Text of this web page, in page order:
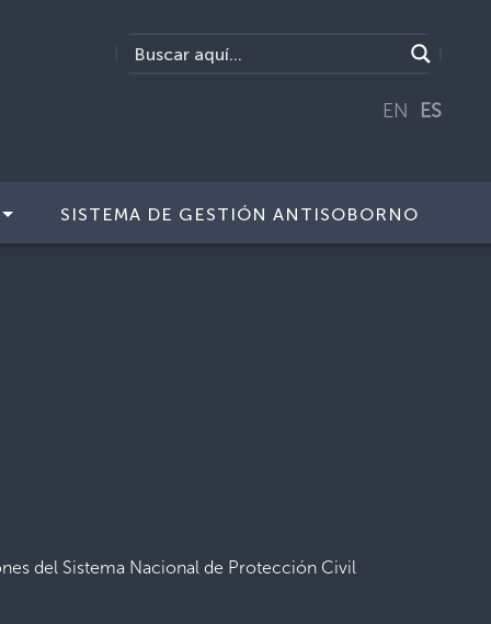
EN ES
SISTEMA DE GESTIÓN ANTISOBORNO
del Sistema Nacional de Protección Civil